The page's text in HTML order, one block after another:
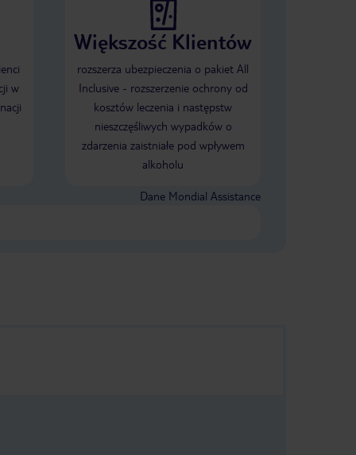
w
Większość Klientów
rozszerza ubezpieczenia o pakiet All
Inclusive - rozszerzenie ochrony od
kosztów leczenia i następstw
nieszczęśliwych wypadków o
zdarzenia zaistniałe pod wpływem
alkoholu
Dane Mondial Assistance